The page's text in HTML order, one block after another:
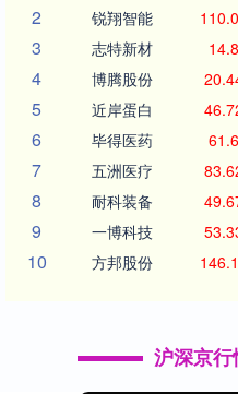
2 锐翔智能
3 志特新材 14.8
4 博腾股份
5 近岸蛋白
6 毕得医药 61.6
7 五洲医疗
8 耐科装备
9 一博科技
10 方邦股份
沪深京